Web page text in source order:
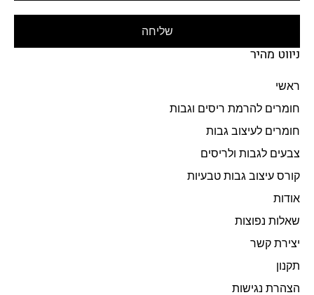
ניווט מהיר
ראשי
חומרים להרמת ריסים וגבות
חומרים לעיצוב גבות
צבעים לגבות ולריסים
קורס עיצוב גבות טבעיות
אודות
שאלות נפוצות
יצירת קשר
תקנון
הצהרת נגישות
שליחה